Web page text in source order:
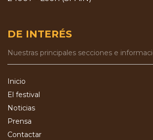
DE INTERÉS
Nuestras principales secciones e
Inicio
El festival
Noticias
Prensa
Contactar